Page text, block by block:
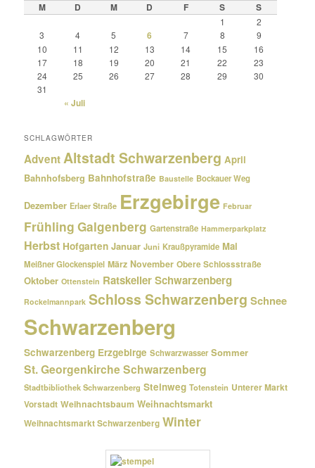
M D M D F S S
1
2
3
4 5 6 7 8
9
10
11 12 13 14 15
16
17
18 19 20 21 22
23
24
25 26 27 28 29
30
31
« Juli
SCHLAGWÖRTER
AdventAltstadt Schwarzenberg April
Bahnhofsberg Bahnhofstraße Baustelle Bockauer Weg
Dezember Erlaer Straße Erzgebirge Februar
Frühling Galgenberg Gartenstraße Hammerparkplatz
Herbst Hofgarten Januar Juni Kraußpyramide Mai
Meißner Glockenspiel März November Obere Schlossstraße
Oktober Ottenstein Ratskeller Schwarzenberg
Rockelmannpark Schloss Schwarzenberg Schnee
Schwarzenberg
Schwarzenberg Erzgebirge Schwarzwasser Sommer
St. Georgenkirche Schwarzenberg
Stadtbibliothek Schwarzenberg Steinweg Totenstein Unterer Markt
Vorstadt Weihnachtsbaum Weihnachtsmarkt
Weihnachtsmarkt Schwarzenberg Winter